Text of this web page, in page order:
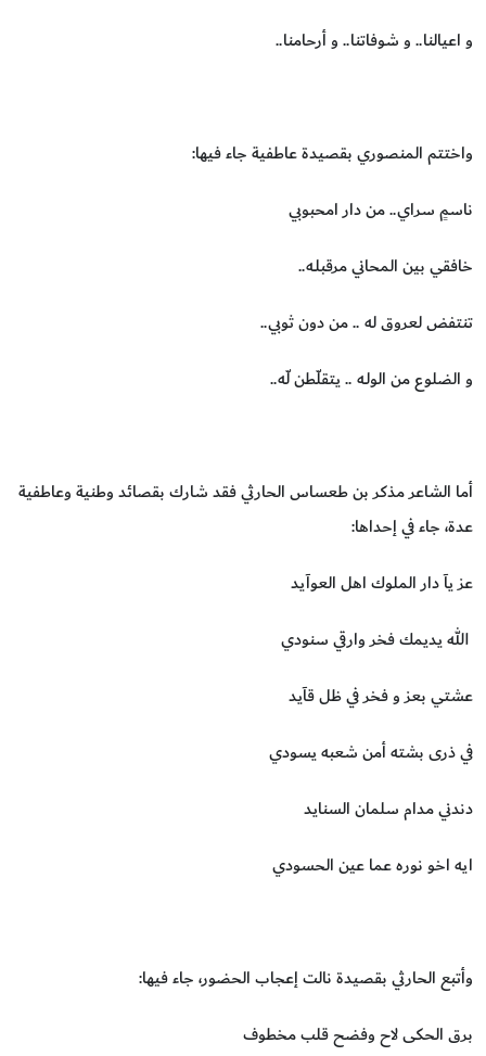
و اعيالنا.. و شوفاتنا.. و أرحامنا..
واختتم المنصوري بقصيدة عاطفية جاء فيها:
ناسمٍ سراي.. من دار امحبوبي
خافقي بين المحاني مرقبلـه..
تنتفض لعروق له .. من دون ثوبي..
و الضلوع من الولـه .. يتقلّطن لّه..
أما الشاعر مذكر بن طعساس الحارثي فقد شارك بقصائد وطنية وعاطفية
عدة، جاء في إحداها:
عز يآ دار الملوك اهل العوآيد
‏ الله يديمك فخر وارقي سنودي
عشتي بعز و فخر في ظل قآيد
في ذرى بشته أمن شعبه يسودي
دندني مدام سلمان السنايد
ايه اخو نوره عما عين الحسودي
وأتبع الحارثي بقصيدة نالت إعجاب الحضور، جاء فيها:
برق الحكى لاح وفضح قلب مخطوف